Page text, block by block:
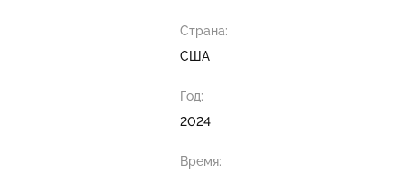
Страна:
США
Год:
2024
Время: